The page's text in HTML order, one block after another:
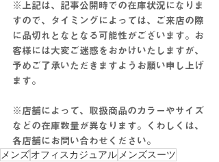
※上記は、記事公開時での在庫状況になりま
すので、タイミングによっては、ご来店の際
に品切れとなとなる可能性がございます。お
客様には大変ご迷惑をおかけいたしますが、
予めご了承いただきますようお願い申し上げ
ます。
※店舗によって、取扱商品のカラーやサイズ
などの在庫数量が異なります。くわしくは、
各店舗にお問い合わせください。
メンズオフィスカジュアル メンズスーツ